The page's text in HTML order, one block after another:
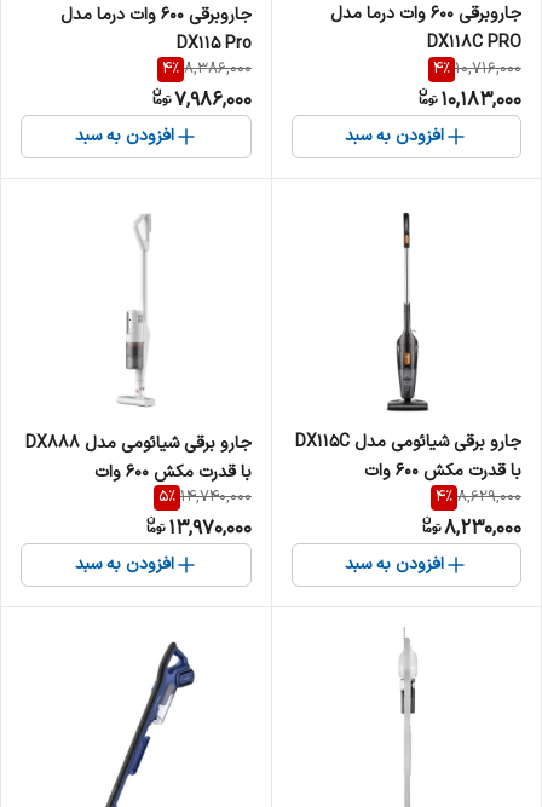
جاروبرقی 600 وات درما مدل
DX118C PRO
10,716,000
4%
10,183,000
افزودن به سبد
جاروبرقی 600 وات درما مدل
DX115 Pro
8,386,000
4%
7,986,000
افزودن به سبد
جارو برقی شیائومی مدل DX115C
با قدرت مکش ۶۰۰ وات
8,629,000
4%
8,230,000
افزودن به سبد
جارو برقی شیائومی مدل DX888
با قدرت مکش ۶۰۰ وات
14,740,000
5%
13,970,000
افزودن به سبد